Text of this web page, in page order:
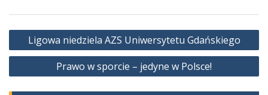
Nawigacja
wpisu
Ligowa niedziela AZS Uniwersytetu Gdańskiego
Prawo w sporcie – jedyne w Polsce!